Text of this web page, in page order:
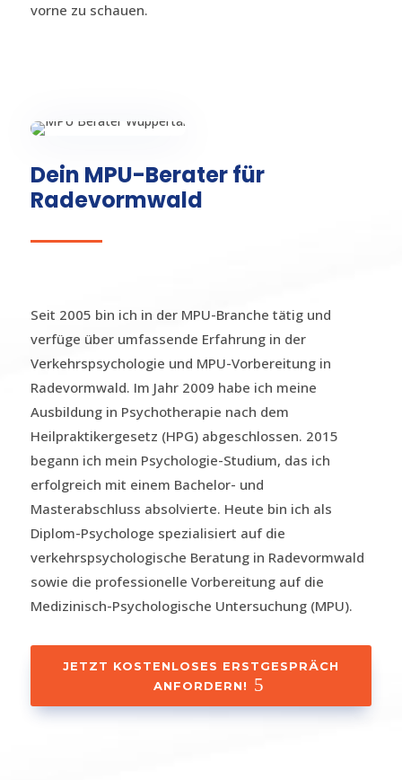
vorne zu schauen.
Dein MPU-Berater für
Radevormwald
Seit 2005 bin ich in der MPU-Branche tätig und
verfüge über umfassende Erfahrung in der
Verkehrspsychologie und MPU-Vorbereitung in
Radevormwald. Im Jahr 2009 habe ich meine
Ausbildung in Psychotherapie nach dem
Heilpraktikergesetz (HPG) abgeschlossen. 2015
begann ich mein Psychologie-Studium, das ich
erfolgreich mit einem Bachelor- und
Masterabschluss absolvierte. Heute bin ich als
Diplom-Psychologe spezialisiert auf die
verkehrspsychologische Beratung in Radevormwald
sowie die professionelle Vorbereitung auf die
Medizinisch-Psychologische Untersuchung (MPU).
JETZT KOSTENLOSES ERSTGESPRÄCH
ANFORDERN!